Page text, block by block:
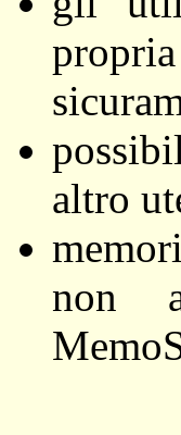
altro
non